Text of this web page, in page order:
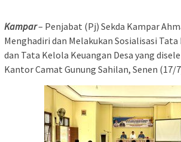
Kampar– Penjabat (Pj) Sekda Kampar
Menghadiri dan Melakukan Sosialisasi
dan Tata Kelola Keuangan Desa yang
Kantor Camat Gunung Sahilan, Senen (17/